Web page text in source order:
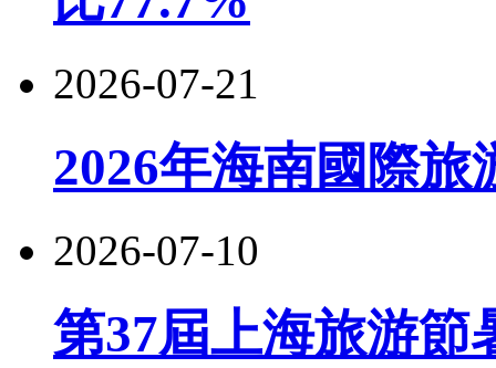
2026-07-21
2026年海南國際
2026-07-10
第37屆上海旅游節